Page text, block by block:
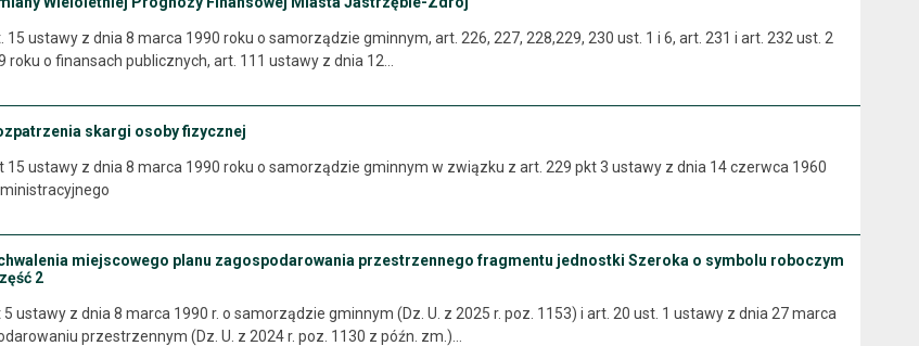
15 ustawy z dnia 8 marca 1990 roku o samorządzie gminnym, art. 226, 227, 228,229, 230 ust. 1 i 6, art. 231 i art. 232 ust. 2
o finansach publicznych, art. 111 ustawy z dnia 12…
skargi osoby fizycznej
15 ustawy z dnia 8 marca 1990 roku o samorządzie gminnym w związku z art. 229 pkt 3 ustawy z dnia 14 czerwca 1960
miejscowego planu zagospodarowania przestrzennego fragmentu jednostki Szeroka o symbolu roboczym
2
ustawy z dnia 8 marca 1990 r. o samorządzie gminnym (Dz. U. z 2025 r. poz. 1153) i art. 20 ust. 1 ustawy z dnia 27 marca
przestrzennym (Dz. U. z 2024 r. poz. 1130 z późn. zm.)…